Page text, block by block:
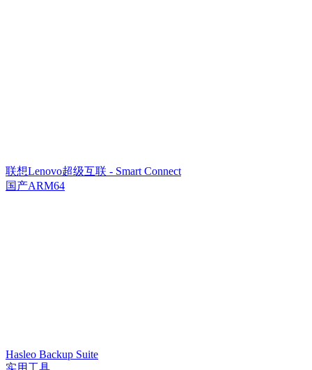
联想Lenovo超级互联 - Smart Connect
国产ARM64
Hasleo Backup Suite